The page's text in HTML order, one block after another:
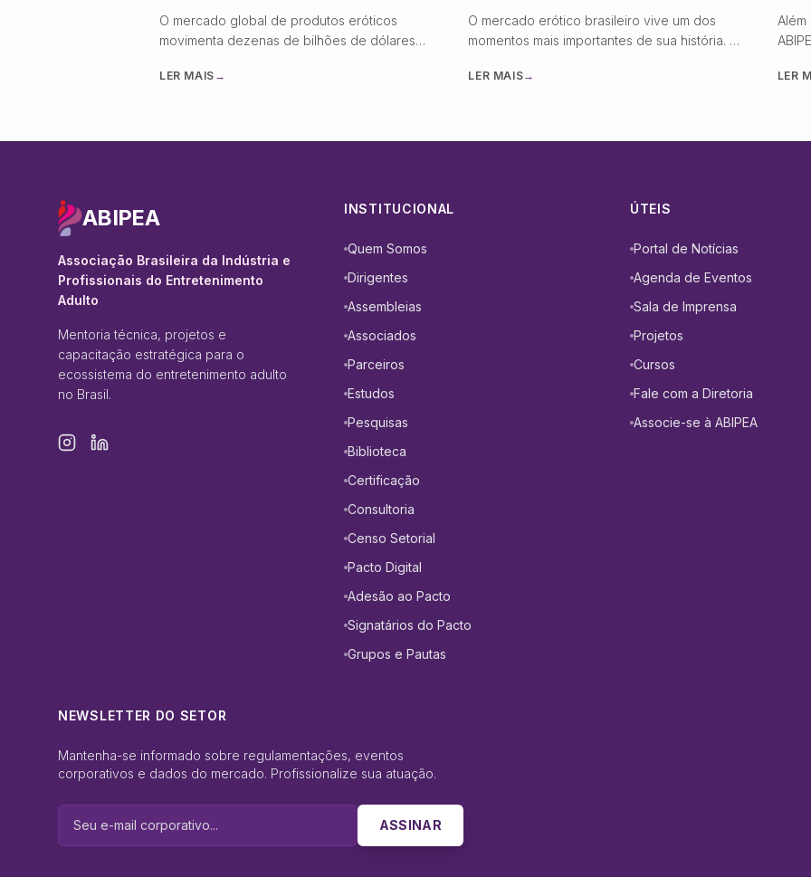
Conformidade
O mercado global de produtos eróticos
movimenta dezenas de bilhões de dólares
quase inteiramente à margem da
por exemplo, pode ser produzido com os
LER MAIS →
O mercado erótico brasileiro vive um dos
momentos mais importantes de sua história. O
nicho hoje se consolida como uma indústria
experiência do consumidor. Essa
LER MAIS→ LER
ABIPEA
Associação Brasileira da Indústria e
Profissionais do Entretenimento
Adulto
Mentoria técnica, projetos e
capacitação estratégica para o
ecossistema do entretenimento adulto
no Brasil.
INSTITUCIONAL
Quem Somos
Dirigentes
Assembleias
Associados
Parceiros
Estudos
Pesquisas
Biblioteca
Certificação
Consultoria
Censo Setorial
Pacto Digital
Adesão ao Pacto
Signatários do Pacto
Grupos e Pautas
ÚTEIS
Portal de Notícias
Agenda de Eventos
Sala de Imprensa
Projetos
Cursos
Fale com a Diretoria
Associe-se à ABIPEA
NEWSLETTER DO SETOR
Mantenha-se informado sobre regulamentações, eventos
corporativos e dados do mercado. Profissionalize sua atuação.
ASSINAR